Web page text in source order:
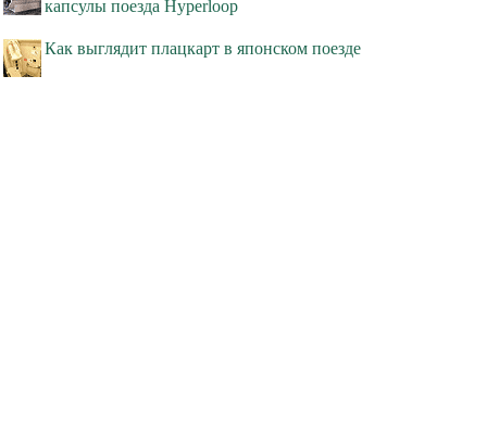
капсулы поезда Hyperloop
Как выглядит плацкарт в японском поезде